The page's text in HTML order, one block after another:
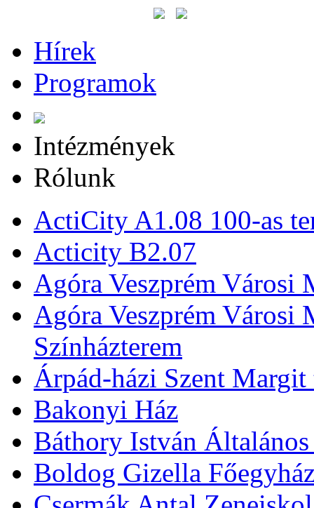
Hírek
Programok
Intézmények
Rólunk
ActiCity A1.08 100-as
Acticity B2.07
Agóra Veszprém Városi
Agóra Veszprém Városi
Színházterem
Árpád-házi Szent
Bakonyi Ház
Báthory István
Boldog Gizella